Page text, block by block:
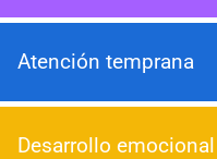
Atención temprana
Desarrollo emocional